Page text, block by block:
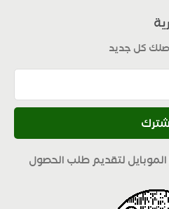
كل جديد
لتقديم طلب الحصول